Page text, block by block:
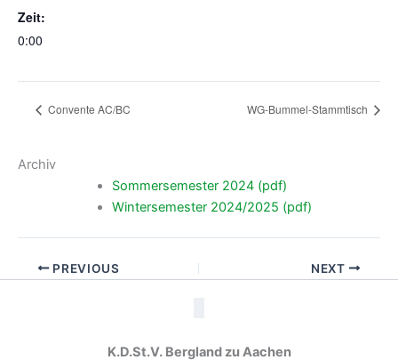
Zeit:
0:00
Convente AC/BC WG-Bummel-Stammtisch
Archiv
Sommersemester 2024 (pdf)
Wintersemester 2024/2025 (pdf)
PREVIOUS NEXT
K.D.St.V. Bergland zu Aachen